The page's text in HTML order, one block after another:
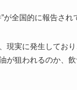
が全国的に報告さ
実に発生してお
が狙われるのか、